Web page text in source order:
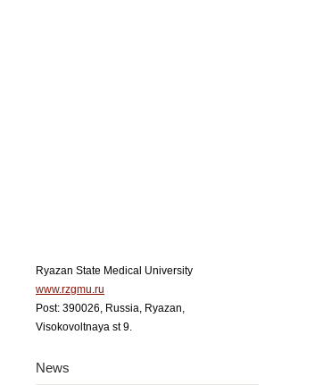
Ryazan State Medical University
www.rzgmu.ru
Post: 390026, Russia, Ryazan,
Visokovoltnaya st 9.
News